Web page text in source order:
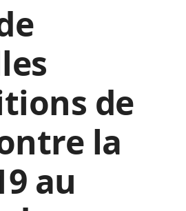
de
la
au